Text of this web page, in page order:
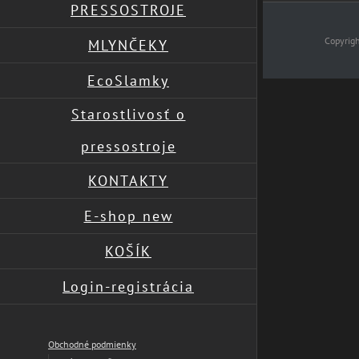
PRESSOSTROJE
MLYNČEKY
EcoSlamky
Starostlivosť o
pressostroje
KONTAKTY
E-shop new
KOŠÍK
Login-registrácia
Obchodné podmienky